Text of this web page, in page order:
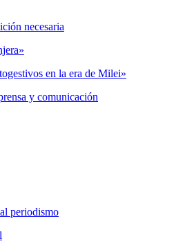
necesaria
en la era de Milei»
y comunicación
periodismo